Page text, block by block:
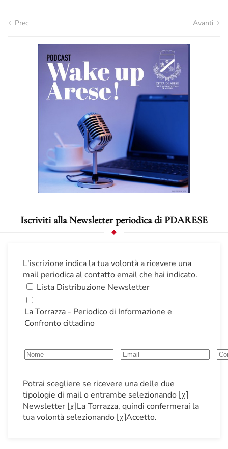
Prec Avanti
Iscriviti alla Newsletter periodica di PDARESE
L'iscrizione indica la tua volontà a ricevere una
mail periodica al contatto email che hai indicato.
Lista Distribuzione Newsletter
La Torrazza - Periodico di Informazione e
Confronto cittadino
Potrai scegliere se ricevere una delle due
tipologie di mail o entrambe selezionando ⌊χ⌉
Newsletter ⌊χ⌉La Torrazza, quindi confermerai la
tua volontà selezionando ⌊χ⌉Accetto.